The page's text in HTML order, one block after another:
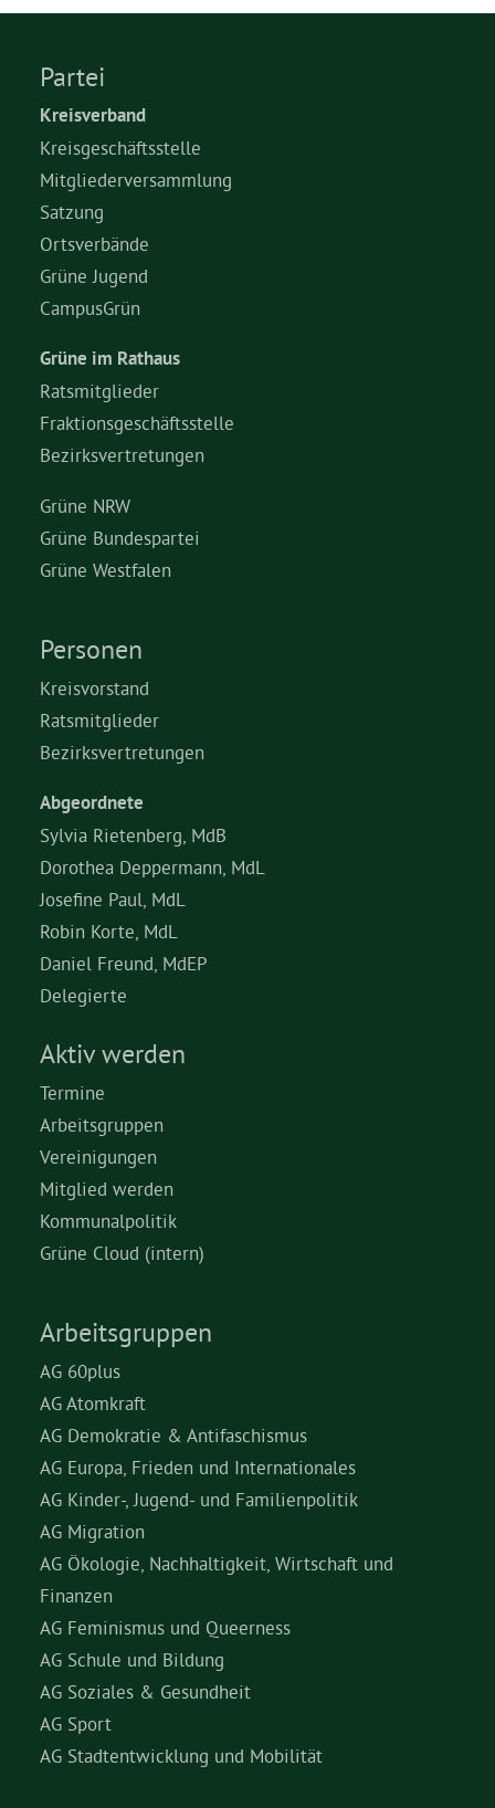
Aktuelles
Termine
Kontakt
Partei
Kreisverband
Kreisgeschäftsstelle
Mitgliederversammlung
Satzung
Ortsverbände
Grüne Jugend
CampusGrün
Grüne im Rathaus
Ratsmitglieder
Fraktionsgeschäftsstelle
Bezirksvertretungen
Grüne NRW
Grüne Bundespartei
Grüne Westfalen
Personen
Kreisvorstand
Ratsmitglieder
Bezirksvertretungen
Abgeordnete
Sylvia Rietenberg, MdB
Dorothea Deppermann, MdL
Josefine Paul, MdL
Robin Korte, MdL
Daniel Freund, MdEP
Delegierte
Aktiv werden
Termine
Arbeitsgruppen
Vereinigungen
Mitglied werden
Kommunalpolitik
Grüne Cloud (intern)
Arbeitsgruppen
AG 60plus
AG Atomkraft
AG Demokratie & Antifaschismus
AG Europa, Frieden und Internationales
AG Kinder-, Jugend- und Familienpolitik
AG Migration
AG Ökologie, Nachhaltigkeit, Wirtschaft und
Finanzen
AG Feminismus und Queerness
AG Schule und Bildung
AG Soziales & Gesundheit
AG Sport
AG Stadtentwicklung und Mobilität